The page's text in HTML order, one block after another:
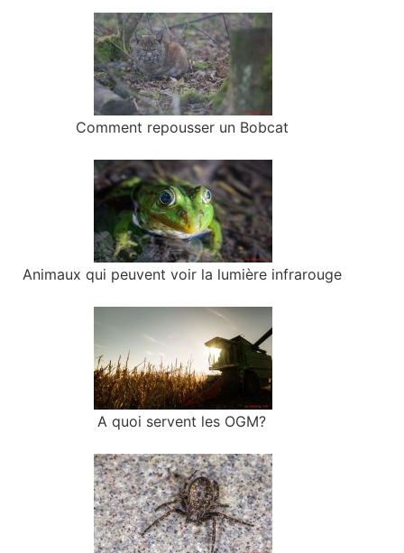
Comment repousser un Bobcat
Animaux qui peuvent voir la lumière infrarouge
A quoi servent les OGM?